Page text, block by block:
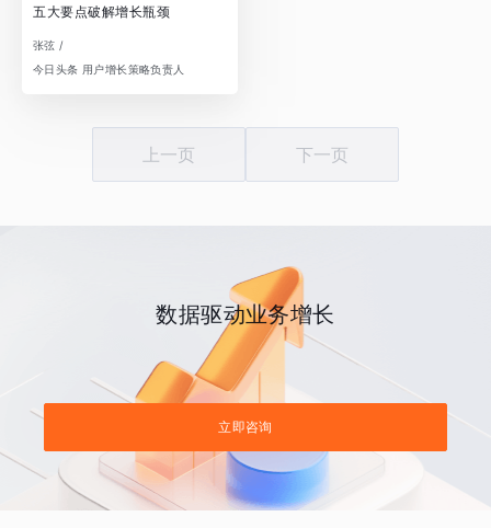
五大要点破解增长瓶颈
张弦 /
今日头条 用户增长策略负责人
上一页 下一页
数据驱动业务增长
立即咨询